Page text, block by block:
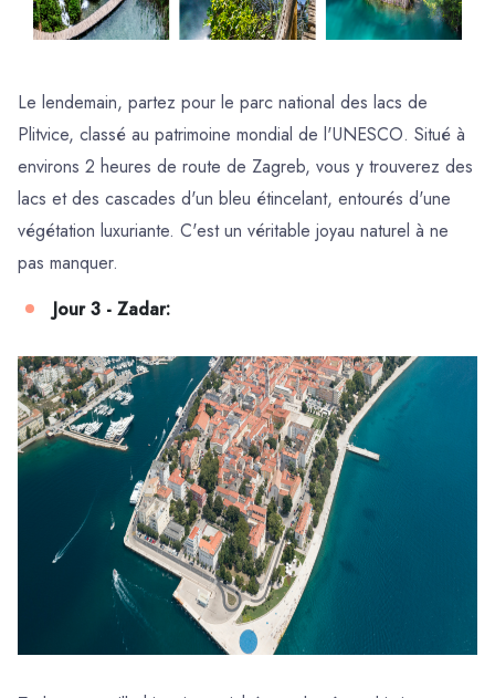
Le lendemain, partez pour le parc national des lacs de
Plitvice, classé au patrimoine mondial de l'UNESCO. Situé à
environs 2 heures de route de Zagreb, vous y trouverez des
lacs et des cascades d'un bleu étincelant, entourés d'une
végétation luxuriante. C'est un véritable joyau naturel à ne
pas manquer.
Jour 3 - Zadar: